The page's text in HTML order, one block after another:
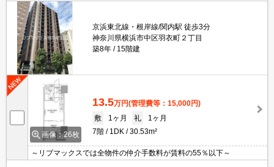
京浜東北線・根岸線/関内駅 徒歩3分
神奈川県横浜市中区羽衣町２丁目
築8年
15階建
画像：26枚
13.5万円(管理費等：15,000円)
敷
1ヶ月 礼
1ヶ月
7階
1DK 30.53m²
～リブマックスでは全物件の仲介手数料が賃料の55％以下～